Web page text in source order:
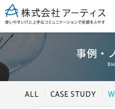
事例・
ALL CASE STUDY